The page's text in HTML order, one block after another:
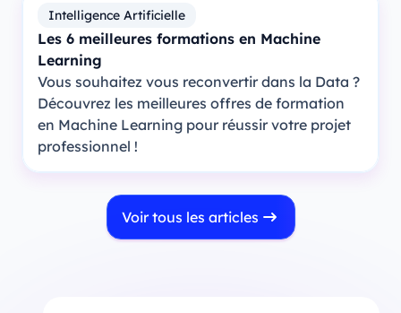
Intelligence Artificielle
Les 6 meilleures formations en Machine
Learning
Vous souhaitez vous reconvertir dans la Data ?
Découvrez les meilleures offres de formation
en Machine Learning pour réussir votre projet
professionnel !
Voir tous les articles